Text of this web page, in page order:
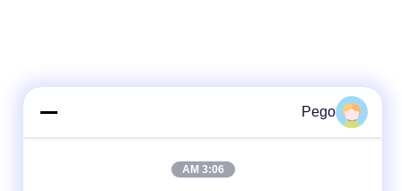
Pego
3:06 AM